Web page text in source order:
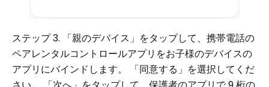
ステップ 3. 「親のデバイス」をタップして、携帯電話の
ペアレンタルコントロールアプリをお子様のデバイスの
アプリにバインドします。 「同意する」を選択してくだ